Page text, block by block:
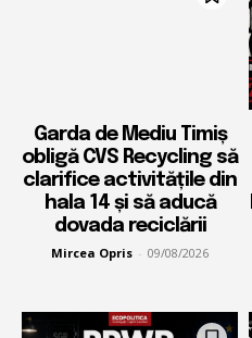
Garda de Mediu Timiș
obligă CVS Recycling să
clarifice activitățile din
hala 14 și să aducă
dovada reciclării
Mircea Opris - 09/08/2026